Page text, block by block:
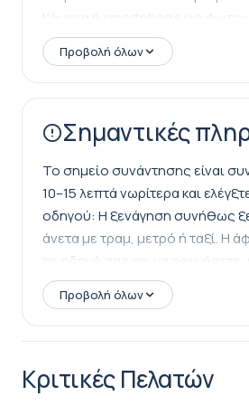
Κάμερα ή smartphone για
Απολυμαντικό χεριών ή
Προβολή όλων
Σημαντικές
Το σημείο συνάντησης είναι
10–15 λεπτά νωρίτερα και
οδηγού: Η ξενάγηση συνήθως
άνετα με τραμ, μετρό ή ταξί. Η
το οδηγό σας και να
συνάντησης και έναν αριθμό
Η ξενάγηση πραγματοποιείται
παραμείνετε άνετοι κατά τη
περιπάτου και στρώματα,
Προβολή όλων
Κριτικές Πελατών